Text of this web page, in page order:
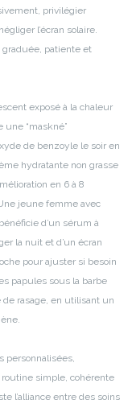
privilégier
l’écran solaire.
patiente et
exposé à la chaleur
“maskné”
de benzoyle le soir en
hydratante non grasse
en 6 à 8
jeune femme avec
d’un sérum à
la nuit et d’un écran
pour ajuster si besoin
papules sous la barbe
rasage, en utilisant un
personnalisées,
simple, cohérente
l’alliance entre des soins